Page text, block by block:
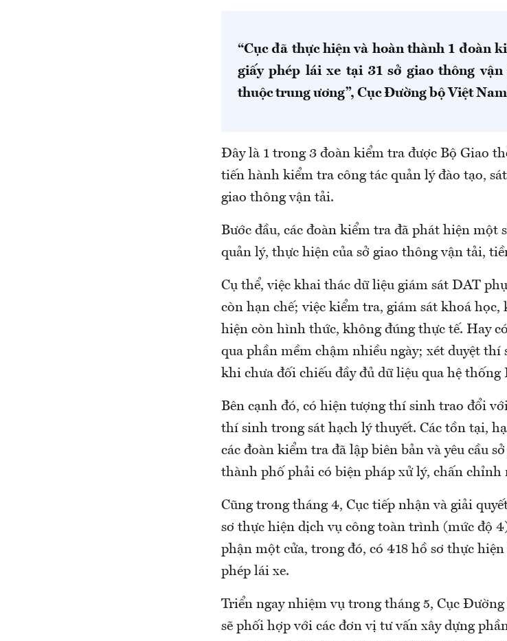
“Cục đã thực hiện và hoàn thành 1 đoàn
giấy phép lái xe tại 31 sở giao thông
thuộc trung ương”, Cục Đường bộ Việt
Đây là 1 trong 3 đoàn kiểm tra được Bộ Giao
tiến hành kiểm tra công tác quản lý đào tạo,
giao thông vận tải.
Bước đầu, các đoàn kiểm tra đã phát hiện một
quản lý, thực hiện của sở giao thông vận tải,
Cụ thể, việc khai thác dữ liệu giám sát DAT
còn hạn chế; việc kiểm tra, giám sát khoá
hiện còn hình thức, không đúng thực tế. Hay
qua phần mềm chậm nhiều ngày; xét duyệt thí
khi chưa đối chiếu đầy đủ dữ liệu qua hệ thống
Bên cạnh đó, có hiện tượng thí sinh trao đổi
thí sinh trong sát hạch lý thuyết. Các tồn tại,
các đoàn kiểm tra đã lập biên bản và yêu cầu
thành phố phải có biện pháp xử lý, chấn chỉnh
Cũng trong tháng 4, Cục tiếp nhận và giải
sơ thực hiện dịch vụ công toàn trình (mức độ
phận một cửa, trong đó, có 418 hồ sơ thực
phép lái xe.
Triển ngay nhiệm vụ trong tháng 5, Cục
sẽ phối hợp với các đơn vị tư vấn xây dựng